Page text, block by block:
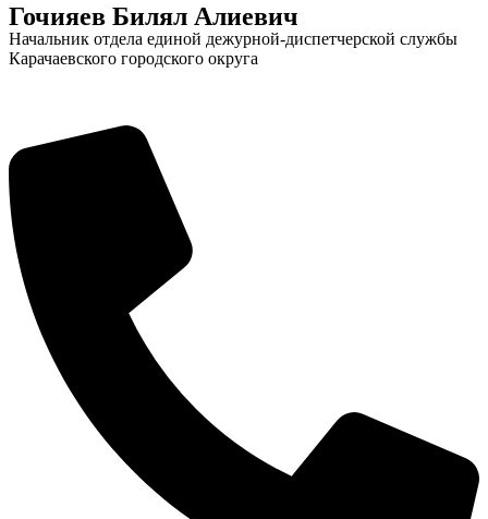
Гочияев Билял Алиевич
Начальник отдела единой дежурной-диспетчерской службы
Карачаевского городского округа